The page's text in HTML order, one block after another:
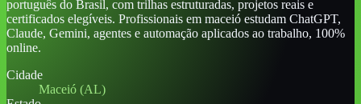
português do Brasil, com trilhas estruturadas, projetos reais e
certificados elegíveis. Profissionais em maceió estudam ChatGPT,
Claude, Gemini, agentes e automação aplicados ao trabalho, 100%
online.
Cidade
Maceió (AL)